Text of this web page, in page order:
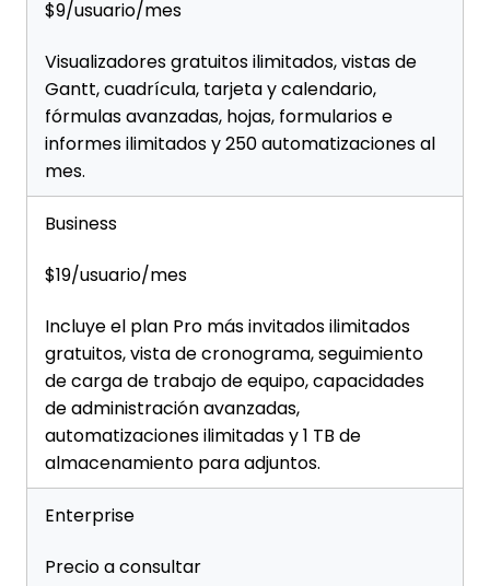
$9/usuario/mes
Visualizadores gratuitos ilimitados, vistas de
Gantt, cuadrícula, tarjeta y calendario,
fórmulas avanzadas, hojas, formularios e
informes ilimitados y 250 automatizaciones al
mes.
Business
$19/usuario/mes
Incluye el plan Pro más invitados ilimitados
gratuitos, vista de cronograma, seguimiento
de carga de trabajo de equipo, capacidades
de administración avanzadas,
automatizaciones ilimitadas y 1 TB de
almacenamiento para adjuntos.
Enterprise
Precio a consultar